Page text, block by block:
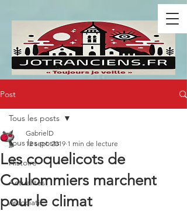
Post
Tous les posts
Histoire
Actualités
Associatif
Tous les posts
Les coquelicots de
Coulommiers marchent
pour le climat
GabrielD
12 sept. 2019 1 min de lecture